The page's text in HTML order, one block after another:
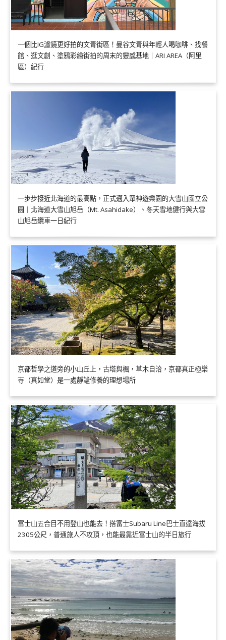
一個比IG濾鏡更好拍的文青街區！曼谷文青與年輕人喝咖啡、找餐
館、逛文創、塗鴉彩繪街拍的周末的靈感基地｜ARI AREA（阿里
區）紀行
一步步接近北海道的最高點，正式邁入眾神遊樂園的大雪山國立公
園｜北海道大雪山旭岳（Mt. Asahidake）、冬天雪地健行與大雪
山旭岳纜車一日紀行
京都哲學之道旁的小山丘上，古塔與楓，草木自洽，京都真正極樂
寺（真如堂）是一處靜謐修養的理想場所
富士山五合目不用登山也能去！搭富士Subaru Line巴士直達海拔
2305公尺，普通旅人不攻頂，也能最靠近富士山的半日旅行